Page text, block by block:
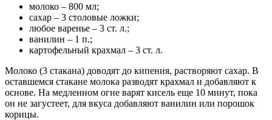
молоко – 800 мл;
сахар – 3 столовые ложки;
любое варенье – 3 ст. л.;
ванилин – 1 п.;
картофельный крахмал – 3 ст. л.
Молоко (3 стакана) доводят до кипения, растворяют сахар. В
оставшемся стакане молока разводят крахмал и добавляют к
основе. На медленном огне варят кисель еще 10 минут, пока
он не загустеет, для вкуса добавляют ванилин или порошок
корицы.